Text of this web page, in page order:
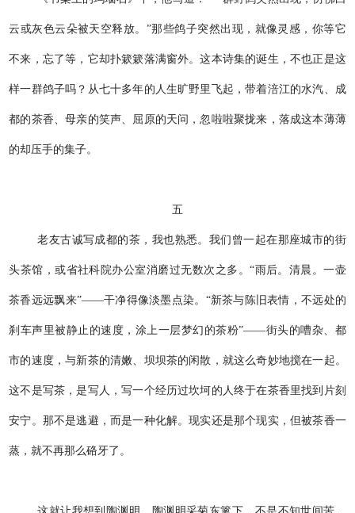
云或灰色云朵被天空释放。”那些鸽子突然出现，就像灵感，你等它
不来，忘了等，它却扑簌簌落满窗外。这本诗集的诞生，不也正是这
样一群鸽子吗？从七十多年的人生旷野里飞起，带着涪江的水汽、成
都的茶香、母亲的笑声、屈原的天问，忽啦啦聚拢来，落成这本薄薄
的却压手的集子。
五
老友古诚写成都的茶，我也熟悉。我们曾一起在那座城市的街
头茶馆，或省社科院办公室消磨过无数次之多。“雨后。清晨。一壶
茶香远远飘来”——干净得像淡墨点染。“新茶与陈旧表情，不远处的
刹车声里被静止的速度，涂上一层梦幻的茶粉”——街头的嘈杂、都
市的速度，与新茶的清嫩、坝坝茶的闲散，就这么奇妙地搅在一起。
这不是写茶，是写人，写一个经历过坎坷的人终于在茶香里找到片刻
安宁。那不是逃避，而是一种化解。现实还是那个现实，但被茶香一
蒸，就不再那么硌牙了。